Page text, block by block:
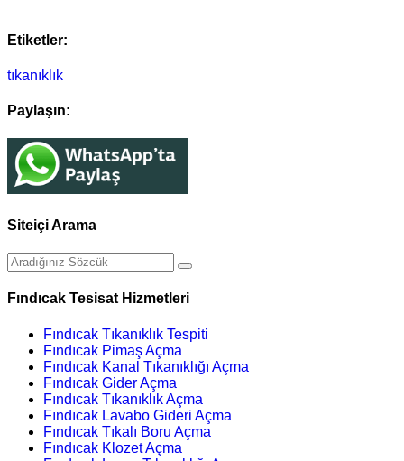
Etiketler:
tıkanıklık
Paylaşın:
Siteiçi Arama
Fındıcak Tesisat Hizmetleri
Fındıcak Tıkanıklık Tespiti
Fındıcak Pimaş Açma
Fındıcak Kanal Tıkanıklığı Açma
Fındıcak Gider Açma
Fındıcak Tıkanıklık Açma
Fındıcak Lavabo Gideri Açma
Fındıcak Tıkalı Boru Açma
Fındıcak Klozet Açma